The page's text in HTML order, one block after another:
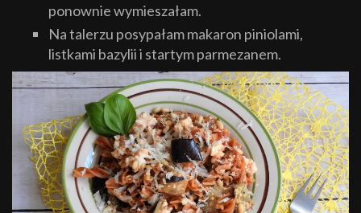
ponownie wymieszałam.
Na talerzu posypałam makaron piniolami,
listkami bazylii i startym parmezanem.